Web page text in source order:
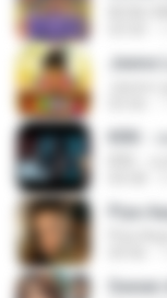
Jeene
KRK -
Piya